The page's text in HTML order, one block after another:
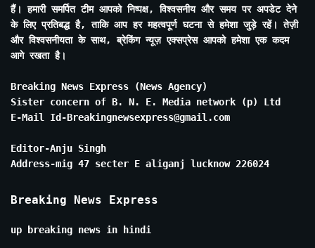
हैं। हमारी समर्पित टीम आपको निष्पक्ष, विश्वसनीय और समय पर अपडेट देने
के लिए प्रतिबद्ध है, ताकि आप हर महत्वपूर्ण घटना से हमेशा जुड़े रहें। तेज़ी
और विश्वसनीयता के साथ, ब्रेकिंग न्यूज़ एक्सप्रेस आपको हमेशा एक कदम
आगे रखता है।
Breaking News Express (News Agency)
Sister concern of B. N. E. Media network (p) Ltd
E-Mail Id-Breakingnewsexpress@gmail.com
Editor-Anju Singh
Address-mig 47 secter E aliganj lucknow 226024
Breaking News Express
up breaking news in hindi